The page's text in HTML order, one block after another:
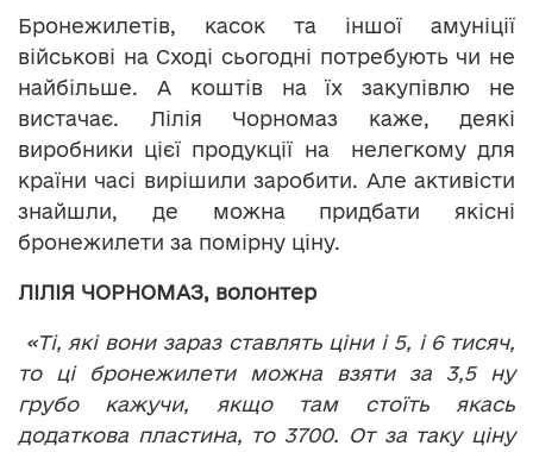
Бронежилетів, касок та іншої амуніції
військові на Сході сьогодні потребують чи не
найбільше. А коштів на їх закупівлю не
вистачає. Лілія Чорномаз каже, деякі
виробники цієї продукції на нелегкому для
країни часі вирішили заробити. Але активісти
знайшли, де можна придбати якісні
бронежилети за помірну ціну.
ЛІЛІЯ ЧОРНОМАЗ, волонтер
«Ті, які вони зараз ставлять ціни і 5, і 6 тисяч,
то ці бронежилети можна взяти за 3,5 ну
грубо кажучи, якщо там стоїть якась
додаткова пластина, то 3700. От за таку ціну